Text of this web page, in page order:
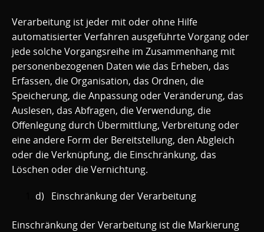
Verarbeitung ist jeder mit oder ohne Hilfe
automatisierter Verfahren ausgeführte Vorgang oder
jede solche Vorgangsreihe im Zusammenhang mit
personenbezogenen Daten wie das Erheben, das
Erfassen, die Organisation, das Ordnen, die
Speicherung, die Anpassung oder Veränderung, das
Auslesen, das Abfragen, die Verwendung, die
Offenlegung durch Übermittlung, Verbreitung oder
eine andere Form der Bereitstellung, den Abgleich
oder die Verknüpfung, die Einschränkung, das
Löschen oder die Vernichtung.
d) Einschränkung der Verarbeitung
Einschränkung der Verarbeitung ist die Markierung